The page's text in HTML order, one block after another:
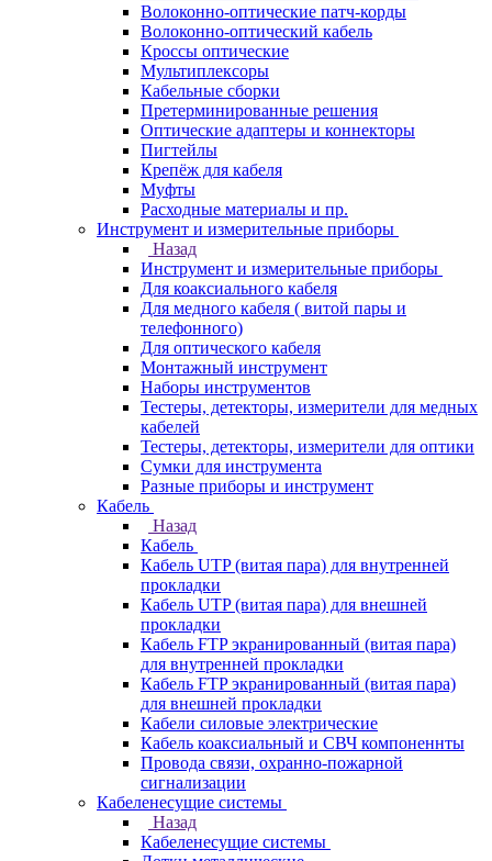
Волоконно-оптические патч-корды
Волоконно-оптический кабель
Кроссы оптические
Мультиплексоры
Кабельные сборки
Претерминированные решения
Оптические адаптеры и коннекторы
Пигтейлы
Крепёж для кабеля
Муфты
Расходные материалы и пр.
Инструмент и измерительные приборы
Назад
Инструмент и измерительные приборы
Для коаксиального кабеля
Для медного кабеля ( витой пары и
телефонного)
Для оптического кабеля
Монтажный инструмент
Наборы инструментов
Тестеры, детекторы, измерители для медных
кабелей
Тестеры, детекторы, измерители для оптики
Сумки для инструмента
Разные приборы и инструмент
Кабель
Назад
Кабель
Кабель UTP (витая пара) для внутренней
прокладки
Кабель UTP (витая пара) для внешней
прокладки
Кабель FTP экранированный (витая пара)
для внутренней прокладки
Кабель FTP экранированный (витая пара)
для внешней прокладки
Кабели силовые электрические
Кабель коаксиальный и СВЧ компоненнты
Провода связи, охранно-пожарной
сигнализации
Кабеленесущие системы
Назад
Кабеленесущие системы